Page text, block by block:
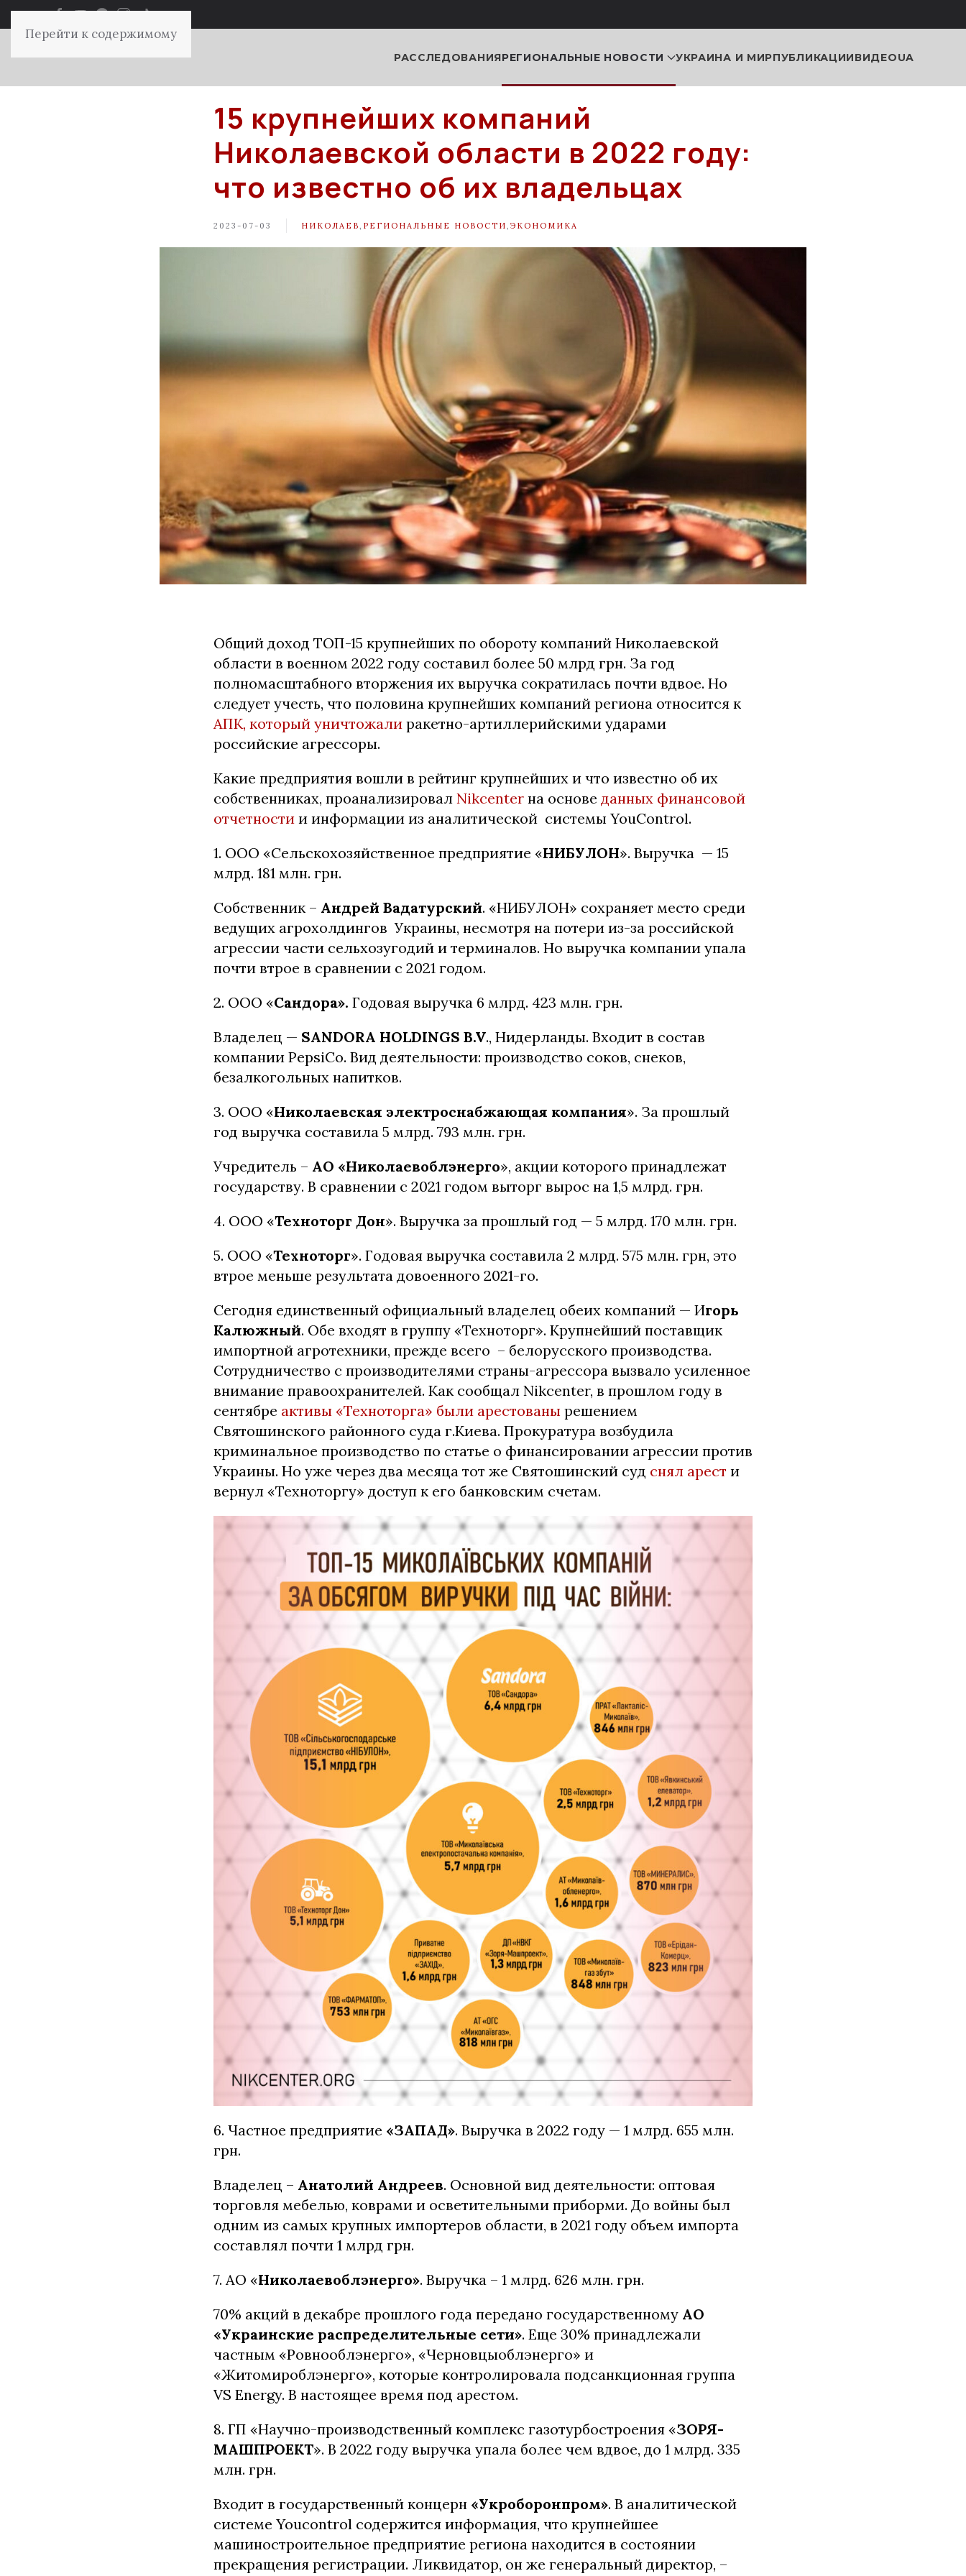
Перейти к содержимому
РАССЛЕДОВАНИЯРЕГИОНАЛЬНЫЕ НОВОСТИ УКРАИНА И МИРПУБЛИКАЦИИВИДЕОUA
15 крупнейших компаний
Николаевской области в 2022 году:
что известно об их владельцах
2023-07-03 НИКОЛАЕВ РЕГИОНАЛЬНЫЕ НОВОСТИ ЭКОНОМИКА
Общий доход ТОП-15 крупнейших по обороту компаний Николаевской
области в военном 2022 году составил более 50 млрд грн. За год
полномасштабного вторжения их выручка сократилась почти вдвое. Но
следует учесть, что половина крупнейших компаний региона относится к
АПК, который уничтожали ракетно-артиллерийскими ударами
российские агрессоры.
Какие предприятия вошли в рейтинг крупнейших и что известно об их
собственниках, проанализировал Nikcenter на основе данных финансовой
отчетности и информации из аналитической системы YouControl.
1. ООО «Сельскохозяйственное предприятие «НИБУЛОН». Выручка — 15
млрд. 181 млн. грн.
Собственник – Андрей Вадатурский. «НИБУЛОН» сохраняет место среди
ведущих агрохолдингов Украины, несмотря на потери из-за российской
агрессии части сельхозугодий и терминалов. Но выручка компании упала
почти втрое в сравнении с 2021 годом.
2. ООО «Сандора». Годовая выручка 6 млрд. 423 млн. грн.
Владелец — SANDORA HOLDINGS B.V., Нидерланды. Входит в состав
компании PepsiCo. Вид деятельности: производство соков, снеков,
безалкогольных напитков.
3. ООО «Николаевская электроснабжающая компания». За прошлый
год выручка составила 5 млрд. 793 млн. грн.
Учредитель – АО «Николаевоблэнерго», акции которого принадлежат
государству. В сравнении с 2021 годом выторг вырос на 1,5 млрд. грн.
4. ООО «Техноторг Дон». Выручка за прошлый год — 5 млрд. 170 млн. грн.
5. ООО «Техноторг». Годовая выручка составила 2 млрд. 575 млн. грн, это
втрое меньше результата довоенного 2021-го.
Сегодня единственный официальный владелец обеих компаний — Игорь
Калюжный. Обе входят в группу «Техноторг». Крупнейший поставщик
импортной агротехники, прежде всего – белорусского производства.
Сотрудничество с производителями страны-агрессора вызвало усиленное
внимание правоохранителей. Как сообщал Nikcenter, в прошлом году в
сентябре активы «Техноторга» были арестованы решением
Святошинского районного суда г.Киева. Прокуратура возбудила
криминальное производство по статье о финансировании агрессии против
Украины. Но уже через два месяца тот же Святошинский суд снял арест и
вернул «Техноторгу» доступ к его банковским счетам.
6. Частное предприятие «ЗАПАД». Выручка в 2022 году — 1 млрд. 655 млн.
грн.
Владелец – Анатолий Андреев. Основной вид деятельности: оптовая
торговля мебелью, коврами и осветительными приборми. До войны был
одним из самых крупных импортеров области, в 2021 году объем импорта
составлял почти 1 млрд грн.
7. АО «Николаевоблэнерго». Выручка – 1 млрд. 626 млн. грн.
70% акций в декабре прошлого года передано государственному АО
«Украинские распределительные сети». Еще 30% принадлежали
частным «Ровнооблэнерго», «Черновцыоблэнерго» и
«Житомироблэнерго», которые контролировала подсанкционная группа
VS Energy. В настоящее время под арестом.
8. ГП «Научно-производственный комплекс газотурбостроения «ЗОРЯ-
МАШПРОЕКТ». В 2022 году выручка упала более чем вдвое, до 1 млрд. 335
млн. грн.
Входит в государственный концерн «Укроборонпром». В аналитической
системе Youcontrol содержится информация, что крупнейшее
машиностроительное предприятие региона находится в состоянии
прекращения регистрации. Ликвидатор, он же генеральный директор, –